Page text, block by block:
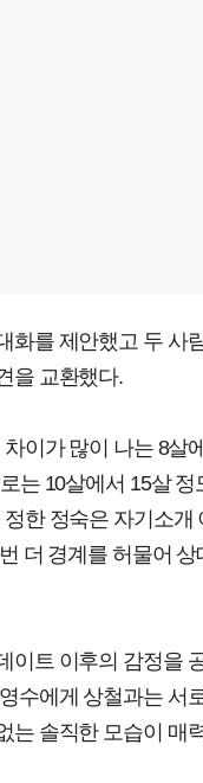
화를 제안했고 두 사
을 교환했다.
이가 많이 나는 8살
는 10살에서 15살 정
한 정숙은 자기소개
더 경계를 허물어
이트 이후의 감정을
수에게 상철과는 서
는 솔직한 모습이 매